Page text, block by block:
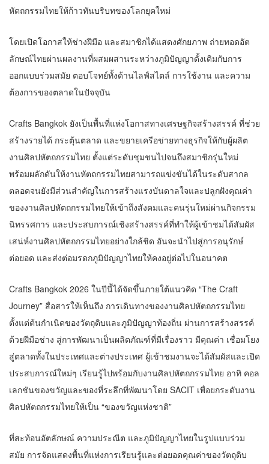
หัตถกรรมไทยให้ก้าวทันบริบทของโลกยุคใหม่
โดยเปิดโอกาสให้ช่างฝีมือ และสมาชิกได้แสดงศักยภาพ ถ่ายทอดอัต
ลักษณ์ไทยผ่านผลงานที่ผสมผสานระหว่างภูมิปัญญาดั้งเดิมกับการ
ออกแบบร่วมสมัย ตอบโจทย์ทั้งด้านไลฟ์สไตล์ การใช้งาน และความ
ต้องการของตลาดในปัจจุบัน
Crafts Bangkok ยังเป็นพื้นที่แห่งโอกาสทางเศรษฐกิจสร้างสรรค์ ที่ช่วย
สร้างรายได้ กระตุ้นตลาด และขยายเครือข่ายทางธุรกิจให้กับผู้ผลิต
งานศิลปหัตถกรรมไทย ตั้งแต่ระดับชุมชนไปจนถึงสมาชิกรุ่นใหม่
พร้อมผลักดันให้งานหัตถกรรมไทยสามารถแข่งขันได้ในระดับสากล
ตลอดจนยังมีส่วนสำคัญในการสร้างแรงบันดาลใจและปลูกฝังคุณค่า
ของงานศิลปหัตถกรรมไทยให้เข้าถึงสังคมและคนรุ่นใหม่ผ่านกิจกรรม
นิทรรศการ และประสบการณ์เชิงสร้างสรรค์ที่ทำให้ผู้เข้าชมได้สัมผัส
เสน่ห์งานศิลปหัตถกรรมไทยอย่างใกล้ชิด อันจะนำไปสู่การอนุรักษ์
ต่อยอด และส่งต่อมรดกภูมิปัญญาไทยให้คงอยู่ต่อไปในอนาคต
Crafts Bangkok 2026 ในปีนี้ได้จัดขึ้นภายใต้แนวคิด “The Craft
Journey” สื่อสารให้เห็นถึง การเดินทางของงานศิลปหัตถกรรมไทย
ตั้งแต่ต้นกำเนิดของวัตถุดิบและภูมิปัญญาท้องถิ่น ผ่านการสร้างสรรค์
ด้วยฝีมือช่าง สู่การพัฒนาเป็นผลิตภัณฑ์ที่มีเรื่องราว มีคุณค่า เชื่อมโยง
สู่ตลาดทั้งในประเทศและต่างประเทศ ผู้เข้าชมงานจะได้สัมผัสและเปิด
ประสบการณ์ใหม่ๆ เรียนรู้ไปพร้อมกับงานศิลปหัตถกรรมไทย อาทิ คอล
เลกชันของขวัญและของที่ระลึกที่พัฒนาโดย SACIT เพื่อยกระดับงาน
ศิลปหัตถกรรมไทยให้เป็น “ของขวัญแห่งชาติ”
ที่สะท้อนอัตลักษณ์ ความประณีต และภูมิปัญญาไทยในรูปแบบร่วม
สมัย การจัดแสดงพื้นที่แห่งการเรียนรู้และต่อยอดคุณค่าของวัตถุดิบ